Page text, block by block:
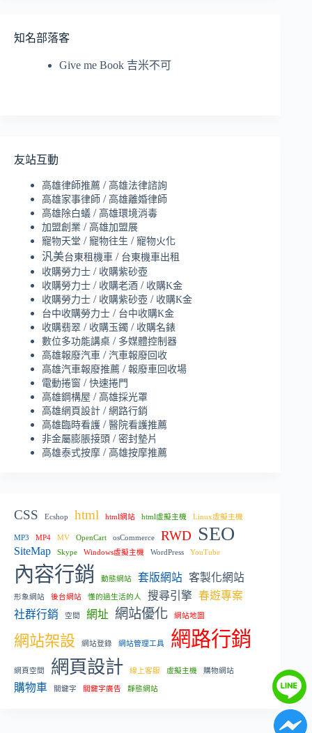
知名部落客
Give me Book 吉米不可
友站互動
高雄律師推薦 / 高雄法律諮詢
高雄家事律師 / 高雄離婚律師
高雄除白蟻 / 高雄環境消毒
加盟創業 / 高雄加盟展
寵物天堂 / 寵物往生 / 寵物火化
汎美台東租機車 / 台東機車出租
收購勞力士 / 收購紫砂壺
收購勞力士 / 收購老酒 / 收購K金
收購勞力士 / 收購紫砂壺 / 收購K金
台中收購勞力士 / 台中收購K金
收購翡翠 / 收購玉鐲 / 收購名錶
數位多功能講桌 / 多媒體控制器
高雄報廢汽車 / 汽車報廢回收
高雄汽車報廢推薦 / 報廢車回收場
電動捲窗 / 快速捲門
高雄鋼構屋 / 高雄採光罩
高雄網頁設計 / 網路行銷
高雄臨時看護 / 醫院看護推薦
非金屬膨脹接頭 / 密封墊片
高雄泰式按摩 / 高雄按摩推薦
CSS Ecshop html html網站 html虛擬主機 Linux虛擬主機
MP3 MP4 MV OpenCart osCommerce RWD SEO
SiteMap Skype Windows虛擬主機 WordPress YouTube
內容行銷 動態網站 套版網站 客製化網站
形象網站 後台網站 懂的過生活的人 搜尋引擎 春遊專案
社群行銷
空間 網址 網站優化 網站地圖
網站架設 網站登錄 網站管理工具 網路行銷
網頁空間 網頁設計 線上客服 虛擬主機 購物網站
購物車 關鍵字 關鍵字廣告 靜態網站